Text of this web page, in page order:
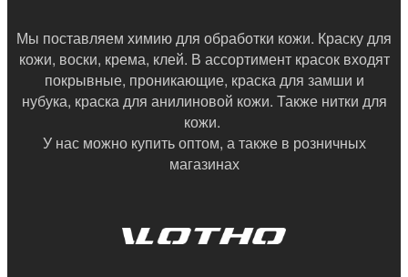
Мы поставляем химию для обработки кожи. Краску для
кожи, воски, крема, клей. В ассортимент красок входят
покрывные, проникающие, краска для замши и
нубука, краска для анилиновой кожи. Также нитки для
кожи.
У нас можно купить оптом, а также в розничных
магазинах